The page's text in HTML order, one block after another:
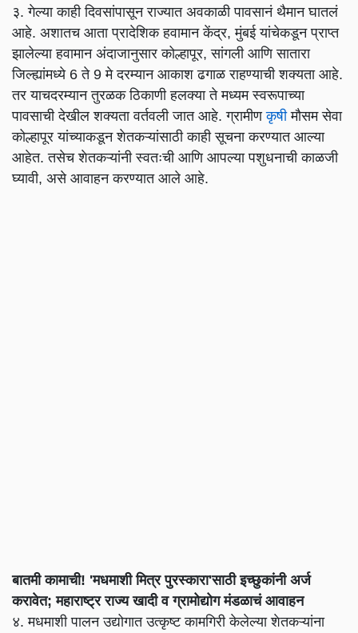
३. गेल्या काही दिवसांपासून राज्यात अवकाळी पावसानं थैमान घातलं
आहे. अशातच आता प्रादेशिक हवामान केंद्र, मुंबई यांचेकडून प्राप्त
झालेल्या हवामान अंदाजानुसार कोल्हापूर, सांगली आणि सातारा
जिल्ह्यांमध्ये 6 ते 9 मे दरम्यान आकाश ढगाळ राहण्याची शक्यता आहे.
तर याचदरम्यान तुरळक ठिकाणी हलक्या ते मध्यम स्वरूपाच्या
पावसाची देखील शक्यता वर्तवली जात आहे. ग्रामीणकृषीमौसम सेवा
कोल्हापूर यांच्याकडून शेतकऱ्यांसाठी काही सूचना करण्यात आल्या
आहेत. तसेच शेतकऱ्यांनी स्वतःची आणि आपल्या पशुधनाची काळजी
घ्यावी, असे आवाहन करण्यात आले आहे.
बातमी कामाची! 'मधमाशी मित्र पुरस्कारा'साठी इच्छुकांनी अर्ज
करावेत; महाराष्ट्र राज्य खादी व ग्रामोद्योग मंडळाचं आवाहन
४. मधमाशी पालन उद्योगात उत्कृष्ट कामगिरी केलेल्या शेतकऱ्यांना